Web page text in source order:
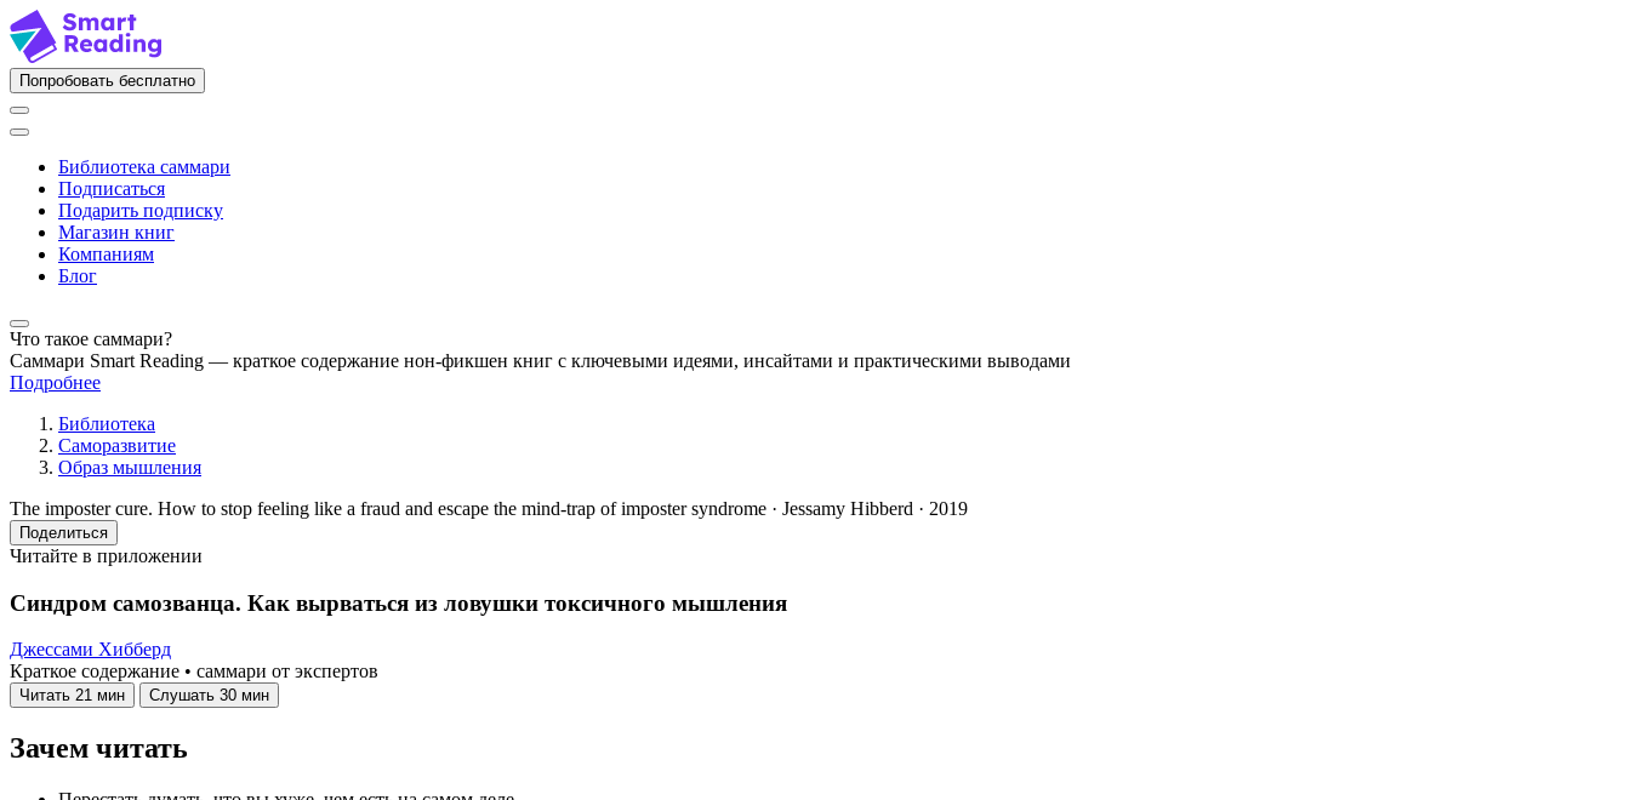
Попробовать бесплатно
Библиотека саммари
Подписаться
Подарить подписку
Магазин книг
Компаниям
Блог
Что такое саммари?
Саммари Smart Reading — краткое содержание нон-фикшен книг с ключевыми идеями, инсайтами и практическими выводами
Подробнее
Библиотека
Саморазвитие
Образ мышления
The imposter cure. How to stop feeling like a fraud and escape the mind-trap of imposter syndrome · Jessamy Hibberd · 2019
Поделиться
Читайте в приложении
Синдром самозванца. Как вырваться из ловушки токсичного мышления
Джессами Хибберд
Краткое содержание • саммари от экспертов
Читать 21 мин Слушать 30 мин
Зачем читать